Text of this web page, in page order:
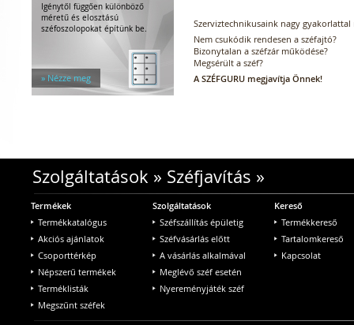
Igénytől függően különböző
méretű és elosztású
széfoszolopokat építünk be.
» Nézze meg
Szerviztechnikusaink nagy
Nem csukódik rendesen a széfajtó?
Bizonytalan a széfzár működése?
Megsérült a széf?
A SZÉFGURU megjavítja Önnek!
Szolgáltatások » Széfjavítás »
Termékek
Termékkatalógus
Akciós ajánlatok
Csoporttérkép
Népszerű termékek
Terméklisták
Megszűnt széfek
Szolgáltatások
Széfszállítás épületig
Széfvásárlás előtt
A vásárlás alkalmával
Meglévő széf esetén
Nyereményjáték széf
Kereső
Termékkereső
Tartalomkereső
Kapcsolat